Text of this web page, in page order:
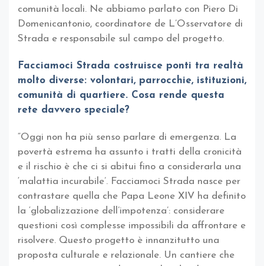
comunità locali. Ne abbiamo parlato con Piero Di
Domenicantonio, coordinatore de L’Osservatore di
Strada e responsabile sul campo del progetto.
Facciamoci Strada costruisce ponti tra realtà
molto diverse: volontari, parrocchie, istituzioni,
comunità di quartiere. Cosa rende questa
rete davvero speciale?
“Oggi non ha più senso parlare di emergenza. La
povertà estrema ha assunto i tratti della cronicità
e il rischio è che ci si abitui fino a considerarla una
‘malattia incurabile’. Facciamoci Strada nasce per
contrastare quella che Papa Leone XIV ha definito
la ‘globalizzazione dell’impotenza’: considerare
questioni così complesse impossibili da affrontare e
risolvere. Questo progetto è innanzitutto una
proposta culturale e relazionale. Un cantiere che